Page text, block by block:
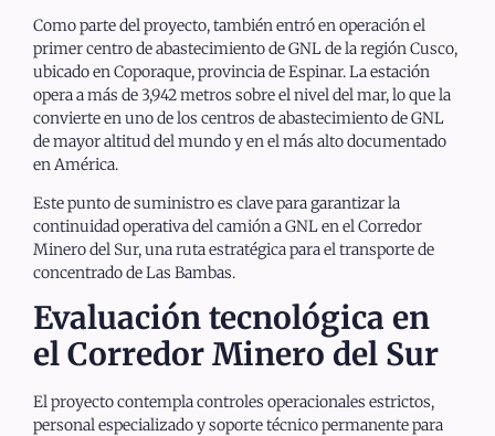
Como parte del proyecto, también entró en operación el
primer centro de abastecimiento de GNL de la región Cusco,
ubicado en Coporaque, provincia de Espinar. La estación
opera a más de 3,942 metros sobre el nivel del mar, lo que la
convierte en uno de los centros de abastecimiento de GNL
de mayor altitud del mundo y en el más alto documentado
en América.
Este punto de suministro es clave para garantizar la
continuidad operativa del camión a GNL en el Corredor
Minero del Sur, una ruta estratégica para el transporte de
concentrado de Las Bambas.
Evaluación tecnológica en
el Corredor Minero del Sur
El proyecto contempla controles operacionales estrictos,
personal especializado y soporte técnico permanente para